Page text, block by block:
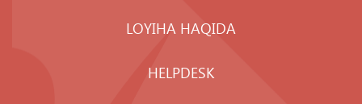
LOYIHA HAQIDA
HELPDESK